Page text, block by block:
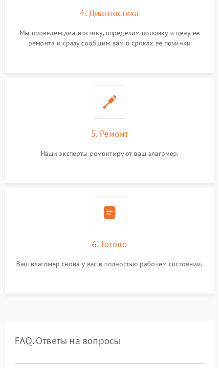
4. Диагностика
Мы проведем диагностику, определим поломку и цену ее
ремонта и сразу сообщим вам о сроках ее починки
5. Ремонт
Наши эксперты ремонтируют ваш влагомер.
6. Готово
Ваш влагомер снова у вас в полностью рабочем состоянии.
FAQ. Ответы на вопросы